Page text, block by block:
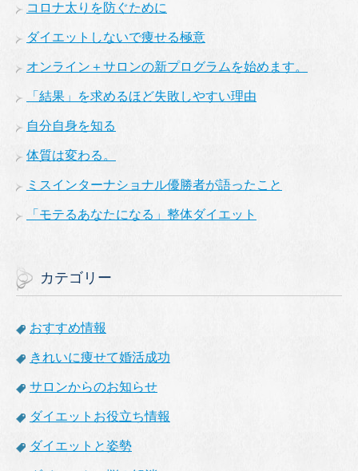
コロナ太りを防ぐために
ダイエットしないで痩せる極意
オンライン＋サロンの新プログラムを始めます。
「結果」を求めるほど失敗しやすい理由
自分自身を知る
体質は変わる。
ミスインターナショナル優勝者が語ったこと
「モテるあなたになる」整体ダイエット
カテゴリー
おすすめ情報
きれいに痩せて婚活成功
サロンからのお知らせ
ダイエットお役立ち情報
ダイエットと姿勢